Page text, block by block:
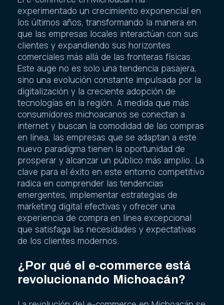
El e-commerce en Michoacán ha
experimentado un crecimiento exponencial en
los últimos años, transformando la manera en
que las empresas locales interactúan con sus
clientes y expandiendo sus horizontes
comerciales más allá de las fronteras físicas.
Este auge no es solo una tendencia pasajera,
sino una evolución constante impulsada por la
digitalización y la creciente adopción de
tecnologías en la región. A medida que más
consumidores michoacanos se conectan a
internet y buscan la comodidad de las compras
en línea, las empresas que se adaptan a este
nuevo paradigma tienen la oportunidad de
prosperar y alcanzar un público más amplio. La
clave para el éxito en este entorno competitivo
radica en comprender las tendencias
emergentes, implementar estrategias de
marketing digital efectivas y ofrecer una
experiencia de compra en línea excepcional
que satisfaga las necesidades y expectativas
de los clientes modernos.
¿Por qué el e-commerce está
revolucionando Michoacán?